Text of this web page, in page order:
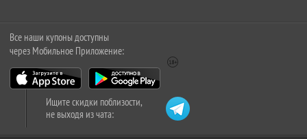
Все наши купоны доступны
через Мобильное Приложение:
Ищите скидки поблизости,
не выходя из чата: